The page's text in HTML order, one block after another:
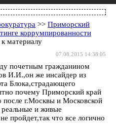
>> Приморский
коррумпированности
материалу
07.08.2015 14:38:05
почетным гражданином
И.И.,он же инсайдер из
Блока,страдающего
почему Приморский край
после г.Москвы и Московской
и живые
пройдет,так что все логично